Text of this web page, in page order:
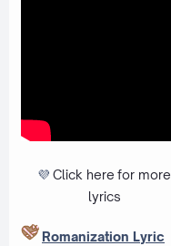
💜 Click here for more
lyrics
Romanization Lyric